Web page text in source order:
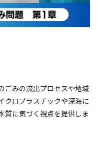
ごみの流出プロセスや地域
クロプラスチックや深海に
質に気づく視点を提供しま